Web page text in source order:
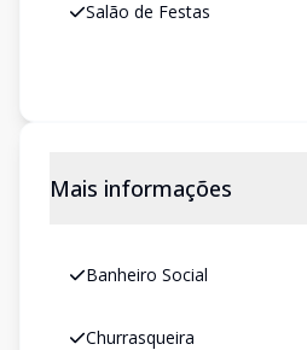
Salão de Festas
Mais informações
Banheiro Social
Churrasqueira